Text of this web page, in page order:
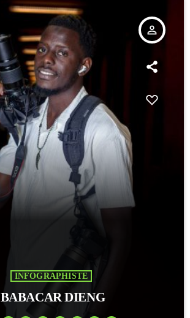
person_outline
INFOGRAPHISTE
BABACAR DIENG